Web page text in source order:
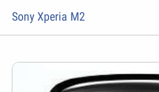
Sony Xperia M2